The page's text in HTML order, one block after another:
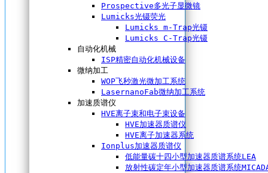
Prospective多光子显微镜
Lumicks光镊荧光
Lumicks m-Trap光镊
Lumicks C-Trap光镊
自动化机械
ISP精密自动化机械设备
微纳加工
WOP飞秒激光微加工系统
LasernanoFab微纳加工系统
加速质谱仪
HVE离子束和电子束设备
HVE加速器质谱仪
HVE离子加速器系统
Ionplus加速器质谱仪
低能量碳十四小型加速器质谱系统LEA
放射性碳定年小型加速器质谱系统